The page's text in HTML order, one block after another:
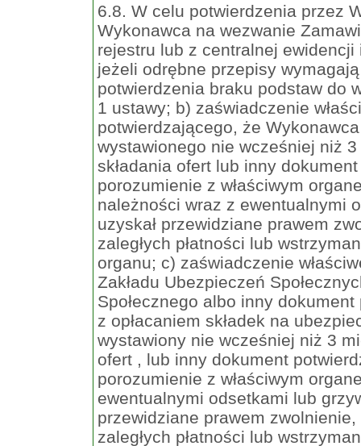
6.8. W celu potwierdzenia przez
Wykonawca na wezwanie
rejestru lub z centralnej
jeżeli odrębne przepisy
potwierdzenia braku podstaw do
1 ustawy; b) zaświadczenie
potwierdzającego, że
wystawionego nie wcześniej niż
składania ofert lub inny
porozumienie z właściwym
należności wraz z ewentualnymi
uzyskał przewidziane prawem
zaległych płatności lub
organu; c) zaświadczenie
Zakładu Ubezpieczeń
Społecznego albo inny
z opłacaniem składek na
wystawiony nie wcześniej niż 3
ofert , lub inny dokument
porozumienie z właściwym
ewentualnymi odsetkami lub
przewidziane prawem
zaległych płatności lub